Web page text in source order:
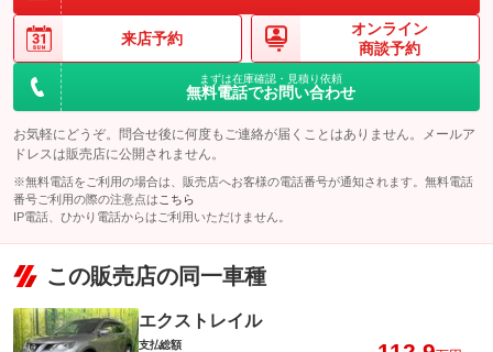
来店予約
オンライン
商談予約
まずは在庫確認・見積り依頼
無料電話でお問い合わせ
お気軽にどうぞ。問合せ後に何度もご連絡が届くことはありません。メールア
ドレスは販売店に公開されません。
※無料電話をご利用の場合は、販売店へお客様の電話番号が通知されます。無料電話
番号ご利用の際の注意点は こちら
IP電話、ひかり電話からはご利用いただけません。
この販売店の同一車種
エクストレイル
支払総額